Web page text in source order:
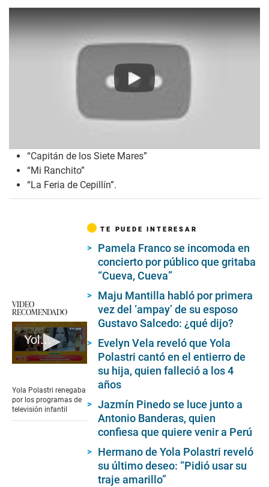
Play
“Capitán de los Siete Mares”
“Mi Ranchito”
“La Feria de Cepillín”.
VIDEO
RECOMENDADO
Yola Polastri renegaba por los programas de televisión infantil
of
1
minute,
Yola Polastri renegaba
por los programas de
televisión infantil
TE PUEDE INTERESAR
Pamela Franco se incomoda en
concierto por público que gritaba
“Cueva, Cueva”
Maju Mantilla habló por primera
vez del ‘ampay’ de su esposo
Gustavo Salcedo: ¿qué dijo?
Evelyn Vela reveló que Yola
Polastri cantó en el entierro de
su hija, quien falleció a los 4
años
Jazmín Pinedo se luce junto a
Antonio Banderas, quien
confiesa que quiere venir a Perú
Hermano de Yola Polastri reveló
su último deseo: “Pidió usar su
traje amarillo”